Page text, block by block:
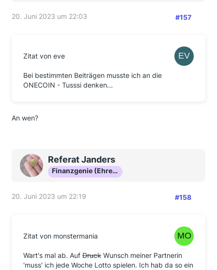
20. Juni 2023 um 22:03 #157
Zitat von eve
Bei bestimmten Beiträgen musste ich an die
ONECOIN - Tusssi denken...
An wen?
Referat Janders
Finanzgenie (Ehrenmitglied)
20. Juni 2023 um 22:19 #158
Zitat von monstermania
Wart's mal ab. Auf Druck Wunsch meiner Partnerin
'muss' ich jede Woche Lotto spielen. Ich hab da so ein